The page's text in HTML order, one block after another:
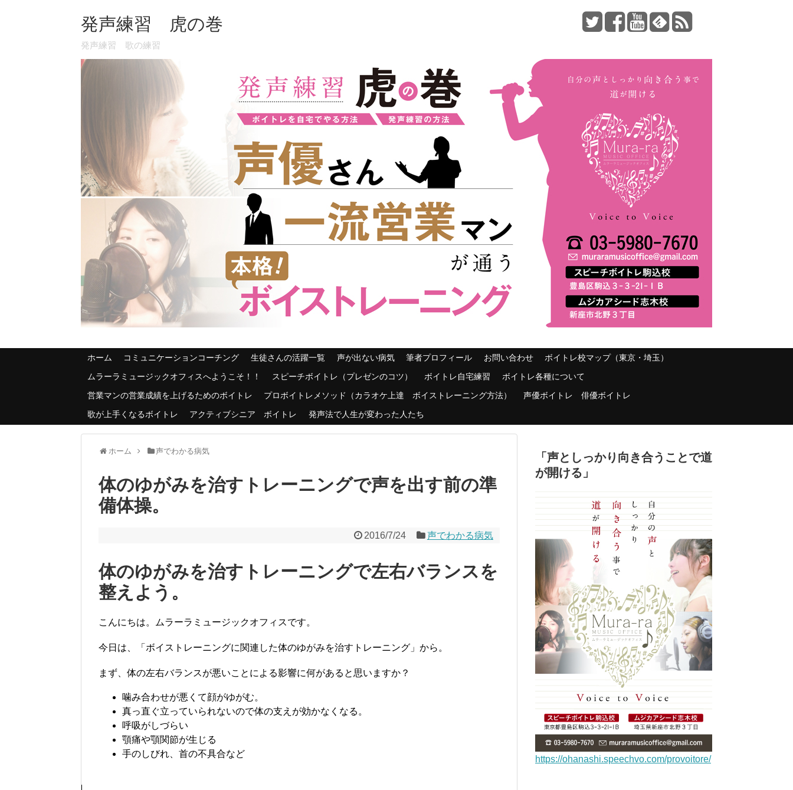
発声練習 虎の巻
発声練習 歌の練習
ホーム コミュニケーションコーチング 生徒さんの活躍一覧 声が出ない病気 筆者プロフィール お問い合わせ
ボイトレ校マップ（東京・埼玉）
ムラーラミュージックオフィスへようこそ！！
スピーチボイトレ（プレゼンのコツ） ボイトレ自宅練習
ボイトレ各種について
営業マンの営業成績を上げるためのボイトレ
プロボイトレメソッド（カラオケ上達 ボイストレーニング方法）
声優ボイトレ 俳優ボイトレ
歌が上手くなるボイトレ
アクティブシニア ボイトレ 発声法で人生が変わった人たち
ホーム 声でわかる病気
体のゆがみを治すトレーニングで声を出す前の準
備体操。
2016/7/24 声でわかる病気
体のゆがみを治すトレーニングで左右バランスを
整えよう。
こんにちは。ムラーラミュージックオフィスです。
今日は、「ボイストレーニングに関連した体のゆがみを治すトレーニング」から。
まず、体の左右バランスが悪いことによる影響に何があると思いますか？
噛み合わせが悪くて顔がゆがむ。
真っ直ぐ立っていられないので体の支えが効かなくなる。
呼吸がしづらい
顎痛や顎関節が生じる
手のしびれ、首の不具合など
「声としっかり向き合うことで道
が開ける」
https://ohanashi.speechvo.com/provoitore/